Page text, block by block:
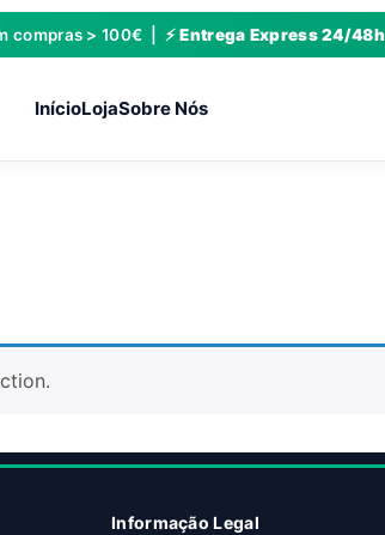
compras > 100€ | ⚡Entrega Express 24/48h
InícioLojaSobre Nós
Informação Legal